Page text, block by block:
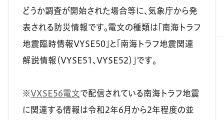
どうか調査が開始された場合等に、気象庁から発
表される防災情報です。電文の種類は「南海トラフ
地震臨時情報VYSE50」と「南海トラフ地震関連
解説情報（VYSE51、VYSE52）」です。
※VXSE56電文で配信されている南海トラフ地震
に関連する情報は令和2年6月から2年程度の並